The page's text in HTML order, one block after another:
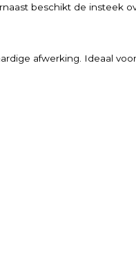
beschikt de insteek
afwerking. Ideaal